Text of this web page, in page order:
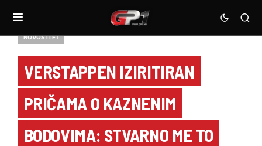
NOVOSTI F1
VERSTAPPEN IZIRITIRAN
PRIČAMA O KAZNENIM
BODOVIMA: STVARNO ME TO